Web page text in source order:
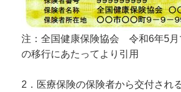
注：全国健康保険協会 令和6年5月
の移行にあたってより引用
2． 医療保険の保険者から交付され